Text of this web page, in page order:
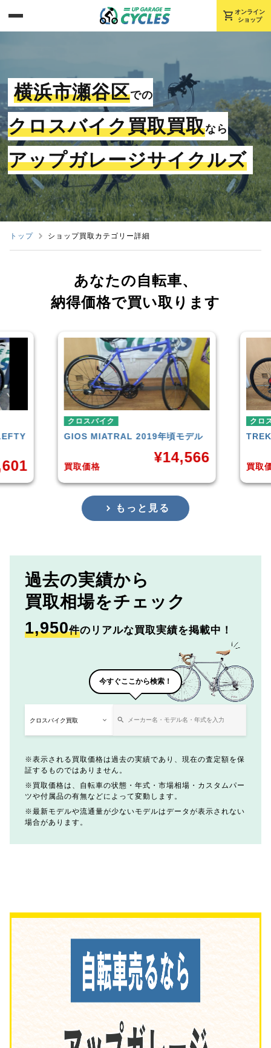
shopping_cart オンライン
ショップ
横浜市瀬谷区での
クロスバイク買取買取なら
アップガレージサイクルズ
トップ ショップ買取カテゴリー詳細
あなたの自転車、
納得価格で買い取ります
クロスバイク
GIOS MIATRAL 2019年頃モデル
買取価格
¥14,566
クロ
買取
もっと見る
過去の実績から
買取相場をチェック
1,950件のリアルな買取実績を掲載中！
今すぐここから検索！
表示される買取価格は過去の実績であり、現在の査定額を保
証するものではありません。
買取価格は、自転車の状態・年式・市場相場・カスタムパー
ツや付属品の有無などによって変動します。
最新モデルや流通量が少ないモデルはデータが表示されない
場合があります。